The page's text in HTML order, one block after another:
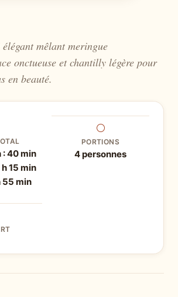
élégant mêlant meringue
onctueuse et chantilly légère pour
en beauté.
: 40 min
h 15 min
55 min
⚪
PORTIONS
4 personnes